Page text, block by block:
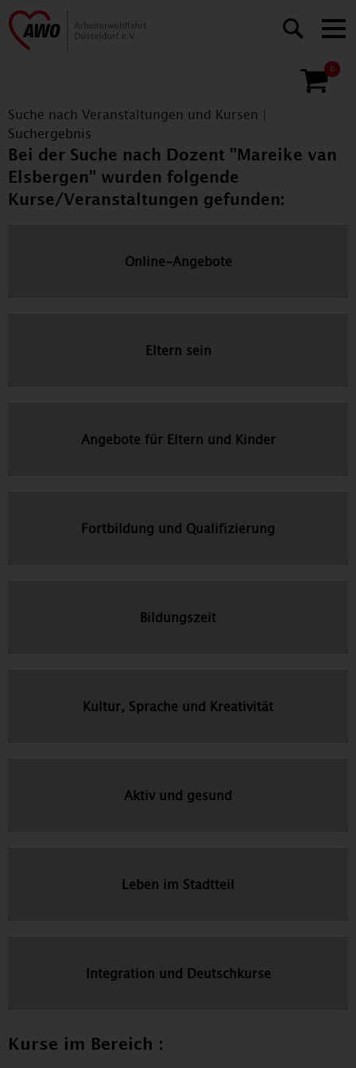
0
Suche nach Veranstaltungen und Kursen
Suchergebnis
Bei der Suche nach Dozent "Mareike van
Elsbergen" wurden folgende
Kurse/Veranstaltungen gefunden:
Online-Angebote
Eltern sein
Angebote für Eltern und Kinder
Fortbildung und Qualifizierung
Bildungszeit
Kultur, Sprache und Kreativität
Aktiv und gesund
Leben im Stadtteil
Integration und Deutschkurse
Kurse im Bereich :